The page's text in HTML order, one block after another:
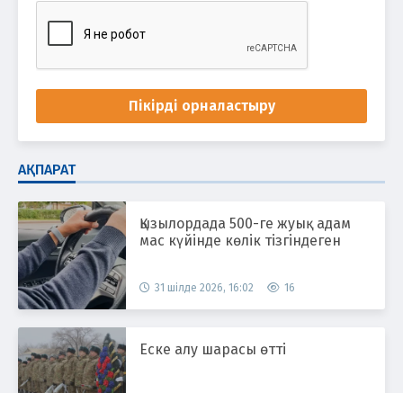
Пікірді орналастыру
АҚПАРАТ
Қызылордада 500-ге жуық адам
мас күйінде көлік тізгіндеген
31 шілде 2026, 16:02 16
Еске алу шарасы өтті